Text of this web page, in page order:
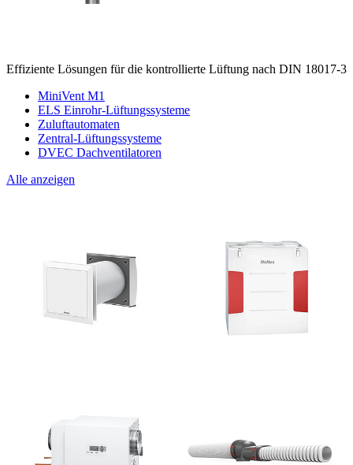
Effiziente Lösungen für die kontrollierte Lüftung nach DIN 18017-3
MiniVent M1
ELS Einrohr-Lüftungssysteme
Zuluftautomaten
Zentral-Lüftungssysteme
DVEC Dachventilatoren
Alle anzeigen